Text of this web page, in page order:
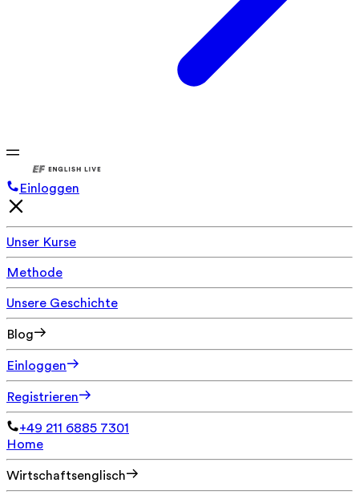
Einloggen
Unser Kurse
Methode
Unsere Geschichte
Blog
Einloggen
Registrieren
+49 211 6885 7301
Home
Wirtschaftsenglisch